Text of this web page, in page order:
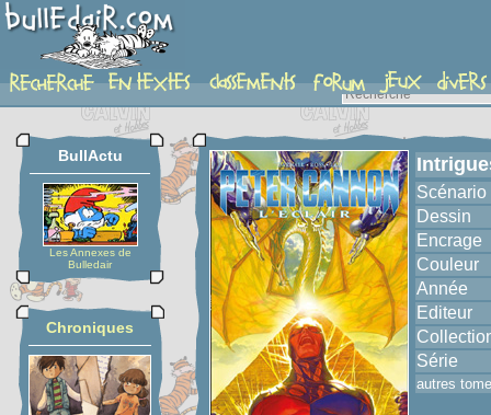
album
BullActu
Les Annexes de
Bulledair
Chroniques
Scénario
Dessin
Encrage
Couleur
Année
Editeur
Série
autres